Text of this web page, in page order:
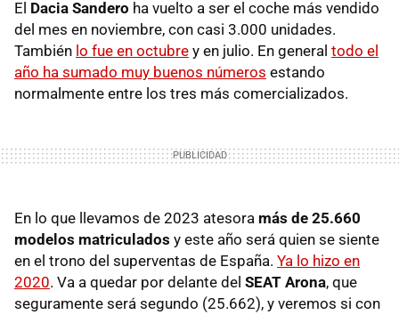
El Dacia Sandero ha vuelto a ser el coche más vendido
del mes en noviembre, con casi 3.000 unidades.
También lo fue en octubre y en julio. En general todo el
año ha sumado muy buenos números estando
normalmente entre los tres más comercializados.
En lo que llevamos de 2023 atesora más de 25.660
modelos matriculados y este año será quien se siente
en el trono del superventas de España. Ya lo hizo en
2020. Va a quedar por delante del SEAT Arona, que
seguramente será segundo (25.662), y veremos si con